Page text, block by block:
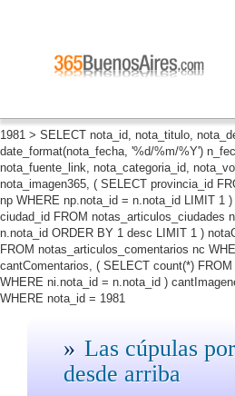
1981 > SELECT nota_id, nota_titulo,
date_format(nota_fecha, '%d/%m/%Y')
nota_fuente_link, nota_categoria_id,
nota_imagen365, ( SELECT provincia_id
np WHERE np.nota_id = n.nota_id LIMIT 1
ciudad_id FROM notas_articulos_ciudades
n.nota_id ORDER BY 1 desc LIMIT 1 )
FROM notas_articulos_comentarios nc
cantComentarios, ( SELECT count(*)
WHERE ni.nota_id = n.nota_id )
WHERE nota_id = 1981
Las cúpulas
desde arriba